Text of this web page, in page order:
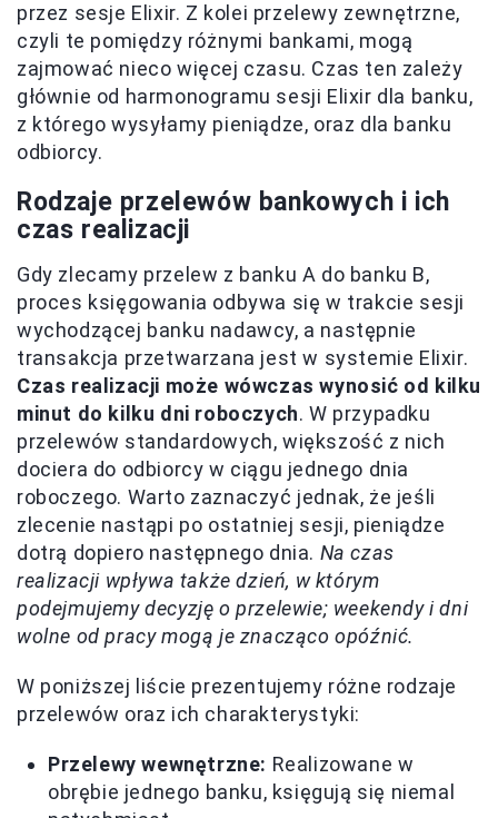
przez sesje Elixir. Z kolei przelewy zewnętrzne,
czyli te pomiędzy różnymi bankami, mogą
zajmować nieco więcej czasu. Czas ten zależy
głównie od harmonogramu sesji Elixir dla banku,
z którego wysyłamy pieniądze, oraz dla banku
odbiorcy.
Rodzaje przelewów bankowych i ich
czas realizacji
Gdy zlecamy przelew z banku A do banku B,
proces księgowania odbywa się w trakcie sesji
wychodzącej banku nadawcy, a następnie
transakcja przetwarzana jest w systemie Elixir.
Czas realizacji może wówczas wynosić od kilku
minut do kilku dni roboczych. W przypadku
przelewów standardowych, większość z nich
dociera do odbiorcy w ciągu jednego dnia
roboczego. Warto zaznaczyć jednak, że jeśli
zlecenie nastąpi po ostatniej sesji, pieniądze
dotrą dopiero następnego dnia. Na czas
realizacji wpływa także dzień, w którym
podejmujemy decyzję o przelewie; weekendy i dni
wolne od pracy mogą je znacząco opóźnić.
W poniższej liście prezentujemy różne rodzaje
przelewów oraz ich charakterystyki:
Przelewy wewnętrzne: Realizowane w
obrębie jednego banku, księgują się niemal